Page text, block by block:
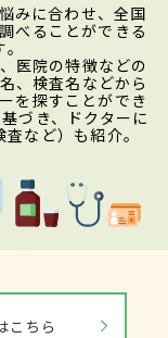
みに合わせ、全国
べることができる
医院の特徴などの
、検査名などから
を探すことができ
づき、ドクターに
など）も紹介。
こちら